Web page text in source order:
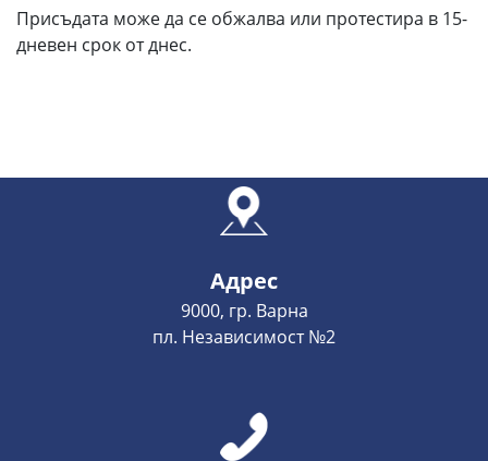
Присъдата може да се обжалва или протестира в 15-
дневен срок от днес.
Адрес
9000, гр. Варна
пл. Независимост №2